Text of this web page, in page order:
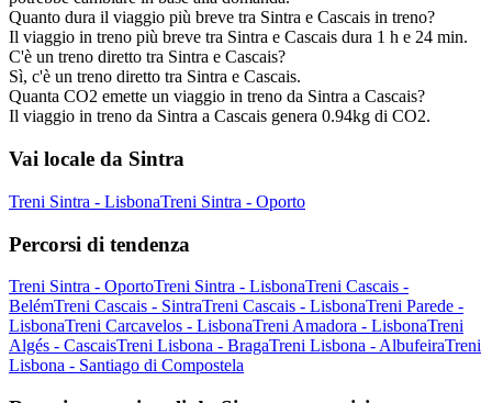
Quanto dura il viaggio più breve tra Sintra e Cascais in treno?
Il viaggio in treno più breve tra Sintra e Cascais dura 1 h e 24 min.
C'è un treno diretto tra Sintra e Cascais?
Sì, c'è un treno diretto tra Sintra e Cascais.
Quanta CO2 emette un viaggio in treno da Sintra a Cascais?
Il viaggio in treno da Sintra a Cascais genera 0.94kg di CO2.
Vai locale da Sintra
Treni Sintra - LisbonaTreni Sintra - Oporto
Percorsi di tendenza
Treni Sintra - OportoTreni Sintra - LisbonaTreni Cascais -
BelémTreni Cascais - SintraTreni Cascais - LisbonaTreni Parede -
LisbonaTreni Carcavelos - LisbonaTreni Amadora - LisbonaTreni
Algés - CascaisTreni Lisbona - BragaTreni Lisbona - AlbufeiraTreni
Lisbona - Santiago di Compostela